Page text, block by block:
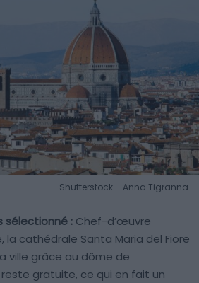
Shutterstock – Anna Tigranna
sélectionné : Chef-d’œuvre
la cathédrale Santa Maria del Fiore
ville grâce au dôme de
reste gratuite, ce qui en fait un